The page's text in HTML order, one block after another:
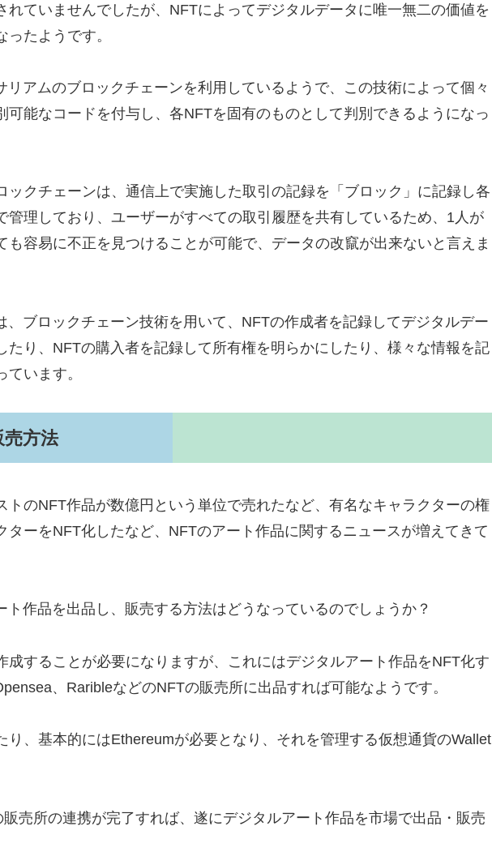
れていませんでしたが、NFTによってデジタルデータに唯一無二の価値を
たようです。
リアムのブロックチェーンを利用しているようで、この技術によって個々
可能なコードを付与し、各NFTを固有のものとして判別できるようになっ
ックチェーンは、通信上で実施した取引の記録を「ブロック」に記録し各
管理しており、ユーザーがすべての取引履歴を共有しているため、1人が
も容易に不正を見つけることが可能で、データの改竄が出来ないと言えま
、ブロックチェーン技術を用いて、NFTの作成者を記録してデジタルデー
たり、NFTの購入者を記録して所有権を明らかにしたり、様々な情報を記
います。
売方法
トのNFT作品が数億円という単位で売れたなど、有名なキャラクターの権
ターをNFT化したなど、NFTのアート作品に関するニュースが増えてきて
ト作品を出品し、販売する方法はどうなっているのでしょうか？
成することが必要になりますが、これにはデジタルアート作品をNFT化す
、RaribleなどのNFTの販売所に出品すれば可能なようです。
り、基本的にはEthereumが必要となり、それを管理する仮想通貨のWallet
売所の連携が完了すれば、遂にデジタルアート作品を市場で出品・販売